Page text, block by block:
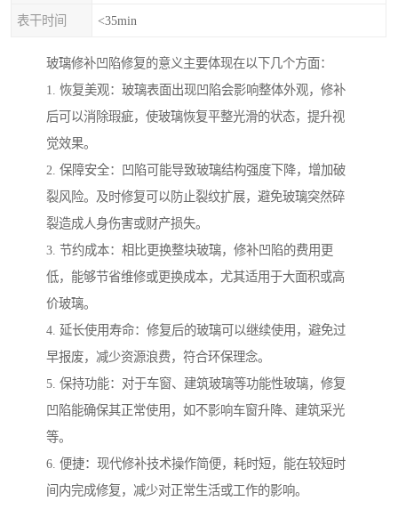
表干时间 <35min
玻璃修补凹陷修复的意义主要体现在以下几个方面：
1. 恢复美观：玻璃表面出现凹陷会影响整体外观，修补
后可以消除瑕疵，使玻璃恢复平整光滑的状态，提升视
觉效果。
2. 保障安全：凹陷可能导致玻璃结构强度下降，增加破
裂风险。及时修复可以防止裂纹扩展，避免玻璃突然碎
裂造成人身伤害或财产损失。
3. 节约成本：相比更换整块玻璃，修补凹陷的费用更
低，能够节省维修或更换成本，尤其适用于大面积或高
价玻璃。
4. 延长使用寿命：修复后的玻璃可以继续使用，避免过
早报废，减少资源浪费，符合环保理念。
5. 保持功能：对于车窗、建筑玻璃等功能性玻璃，修复
凹陷能确保其正常使用，如不影响车窗升降、建筑采光
等。
6. 便捷：现代修补技术操作简便，耗时短，能在较短时
间内完成修复，减少对正常生活或工作的影响。